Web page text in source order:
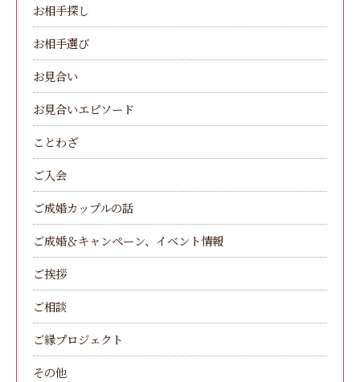
お相手探し
お相手選び
お見合い
お見合いエピソード
ことわざ
ご入会
ご成婚カップルの話
ご成婚＆キャンペーン、イベント情報
ご挨拶
ご相談
ご縁プロジェクト
その他